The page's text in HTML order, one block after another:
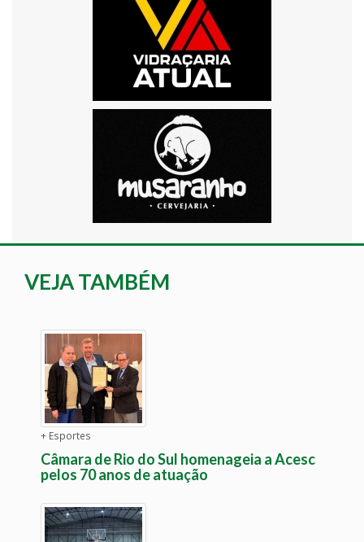
VEJA TAMBÉM
+ Esportes
Câmara de Rio do Sul homenageia a Acesc
pelos 70 anos de atuação